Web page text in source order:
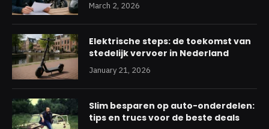
March 2, 2026
Elektrische steps: de toekomst van
stedelijk vervoer in Nederland
January 21, 2026
Slim besparen op auto-onderdelen:
tips en trucs voor de beste deals